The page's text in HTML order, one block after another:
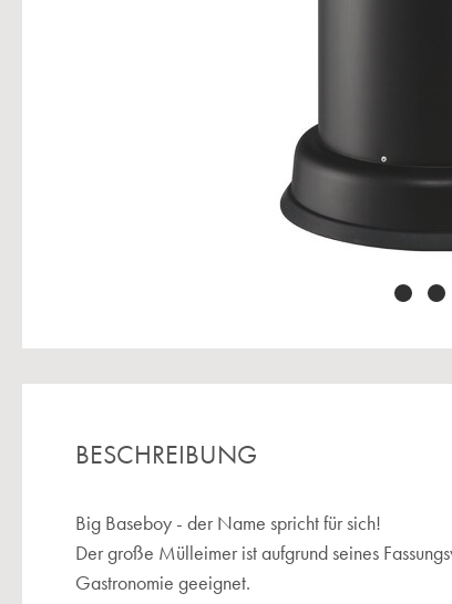
BESCHREIBUNG
Big Baseboy - der Name spricht für sich!
Der große Mülleimer ist aufgrund seines
Gastronomie geeignet.